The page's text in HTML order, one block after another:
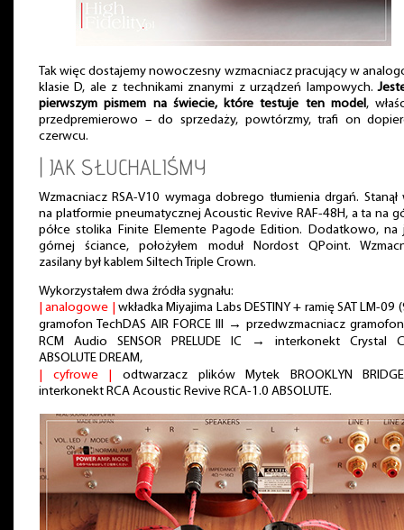
Tak więc dostajemy nowoczesny wzmacniacz pracujący w
klasie D, ale z technikami znanymi z urządzeń lampowych.
pierwszym pismem na świecie, które testuje ten model,
przedpremierowo – do sprzedaży, powtórzmy, trafi on
czerwcu.
| JAK SŁUCHALIŚMY
Wzmacniacz RSA-V10 wymaga dobrego tłumienia drgań. Stanął
na platformie pneumatycznej Acoustic Revive RAF-48H, a ta na
półce stolika Finite Elemente Pagode Edition. Dodatkowo, na
górnej ściance, położyłem moduł Nordost QPoint.
zasilany był kablem Siltech Triple Crown.
Wykorzystałem dwa źródła sygnału:
| analogowe | wkładka Miyajima Labs DESTINY + ramię SAT LM-09
gramofon TechDAS AIR FORCE III → przedwzmacniacz
RCM Audio SENSOR PRELUDE IC → interkonekt Crystal
ABSOLUTE DREAM,
| cyfrowe |
odtwarzacz plików Mytek BROOKLYN
interkonekt RCA Acoustic Revive RCA-1.0 ABSOLUTE.